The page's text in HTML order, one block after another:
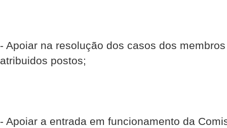
- Apoiar na resolução dos casos dos
atribuidos postos;
- Apoiar a entrada em funcionamento da